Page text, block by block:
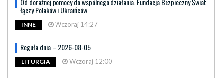
Od doraźnej pomocy do wspólnego działania. Fundacja Bezpieczny Świat
łączy Polaków i Ukraińców
INNE Wczoraj 14:27
Reguła dnia – 2026-08-05
LITURGIA Wczoraj 12:00